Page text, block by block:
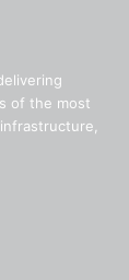
of the most